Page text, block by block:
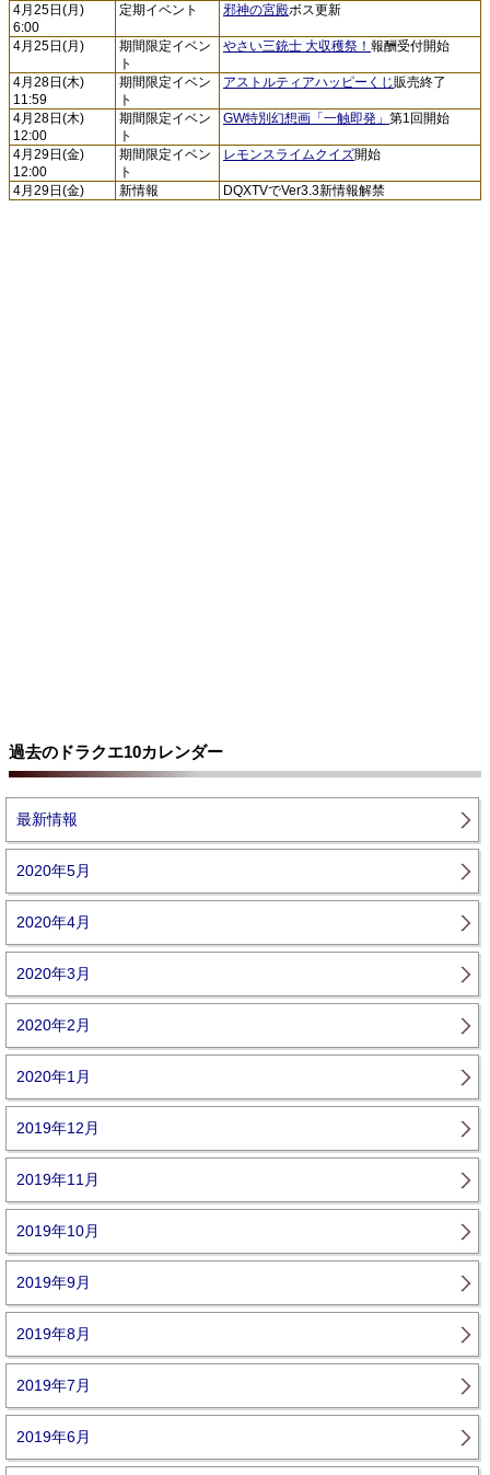
4月25日(月)
6:00
定期イベント 邪神の宮殿ボス更新
4月25日(月)
期間限定イベン
ト
やさい三銃士 大収穫祭！ 報酬受付開始
4月28日(木)
11:59
期間限定イベン
ト
アストルティアハッピーくじ販売終了
4月28日(木)
12:00
期間限定イベン
ト
GW特別幻想画「一触即発」 第1回開始
4月29日(金)
12:00
期間限定イベン
ト
レモンスライムクイズ開始
4月29日(金) 新情報 DQXTVでVer3.3新情報解禁
過去のドラクエ10カレンダー
最新情報
2020年5月
2020年4月
2020年3月
2020年2月
2020年1月
2019年12月
2019年11月
2019年10月
2019年9月
2019年8月
2019年7月
2019年6月